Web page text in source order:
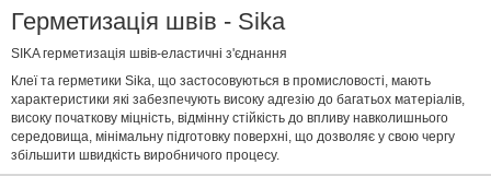
Герметизація швів - Sika
SIKA герметизація швів-еластичні з'єднання
Клеї та герметики Sika, що застосовуються в промисловості, мають
характеристики які забезпечують високу адгезію до багатьох матеріалів,
високу початкову міцність, відмінну стійкість до впливу навколишнього
середовища, мінімальну підготовку поверхні, що дозволяє у свою чергу
збільшити швидкість виробничого процесу.